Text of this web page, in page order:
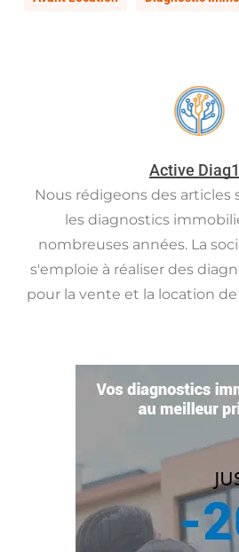
Active
Nous rédigeons des
les diagnostics
nombreuses années. La
s'emploie à réaliser des
pour la vente et la location